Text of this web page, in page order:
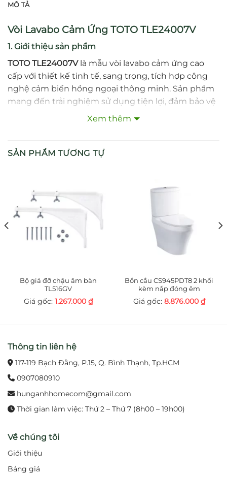
MÔ TẢ
Vòi Lavabo Cảm Ứng TOTO TLE24007V
1. Giới thiệu sản phẩm
TOTO TLE24007Vlà mẫu vòi lavabo cảm ứng cao
cấp với thiết kế tinh tế, sang trọng, tích hợp công
nghệ cảm biến hồng ngoại thông minh. Sản phẩm
mang đến trải nghiệm sử dụng tiện lợi, đảm bảo vệ
sinh tối ưu và tiết kiệm nước hiệu quả, phù hợp cho
2. Đặc điểm nổi bật
Thiết kế để bàn nhỏ gọn, hiện đại, dễ kết hợp với
nhiều loại lavabo.
Lớp mạ Nickel – Crom sáng bóng, chống bong
theo thời gian.
3. Lợi ích khi sử dụng
Giúp người dùng thoải mái và tiện nghi hơn khi
rửa tay, rửa mặt.
Tiết kiệm nước hiệu quả nhờ chức năng tự động
ngắt.
Đảm bảo vệ sinh tối đa, hạn chế tiếp xúc trực tiếp
với bề mặt vòi.
Tạo điểm nhấn hiện đại, nâng cao thẩm mỹ
Xem thêm
SẢN PHẨM TƯƠNG TỰ
Bộ giá đỡ chậu âm bàn
TL516GV
1.267.000 ₫
Bồn cầu CS945PDT8 2 khối
kèm nắp đóng êm
8.876.000 ₫
Thông tin liên hệ
117-119 Bạch Đằng, P.15, Q. Bình Thạnh, Tp.HCM
0907080910
hunganhhomecom@gmail.com
Thời gian làm việc: Thứ 2 – Thứ 7 (8h00 – 19h00)
Về chúng tôi
Giới thiệu
Bảng giá